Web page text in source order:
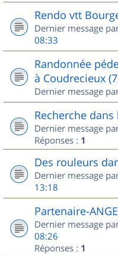
Rendo vtt
Dernier message
08:33
Randonnée
à Coudrecieux
Dernier message
Recherche
Dernier message
Réponses : 1
Des rouleurs
Dernier message
13:18
Partenaire-
Dernier message
08:26
Réponses : 1